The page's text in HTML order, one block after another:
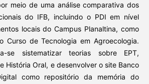
meio de uma análise comparativa dos
do IFB, incluindo o PDI em nível
locais do Campus Planaltina, como
Curso de Tecnologia em Agroecologia.
se sistematizar teorias sobre EPT,
História Oral, e desenvolver o site Banco
como repositório da memória do